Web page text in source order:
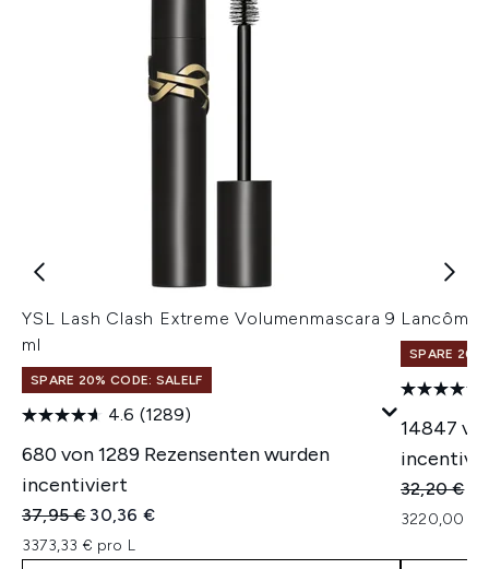
YSL Lash Clash Extreme Volumenmascara 9
ml
SPARE 20% CODE: SALELF
4.6 (1289)
680 von 1289 Rezensenten wurden
incentiviert
Unverbindliche Preisempfehlung:
37,95 € Aktueller Preis:
30,36 €
3373,33 € pro L
Lancôme
SPARE 20%
14847
32,20 €
3220,00 €